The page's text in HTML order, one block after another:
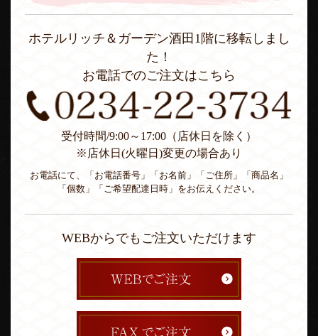
ホテルリッチ＆ガーデン酒田1階に移転しまし
た！
お電話でのご注文はこちら
受付時間/9:00～17:00（店休日を除く）
※店休日(火曜日)変更の場合あり
お電話にて、「お電話番号」「お名前」「ご住所」「商品名」
「個数」「ご希望配達日時」をお伝えください。
WEBからでもご注文いただけます